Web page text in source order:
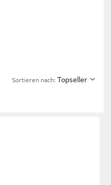
Sortieren nach: Topseller